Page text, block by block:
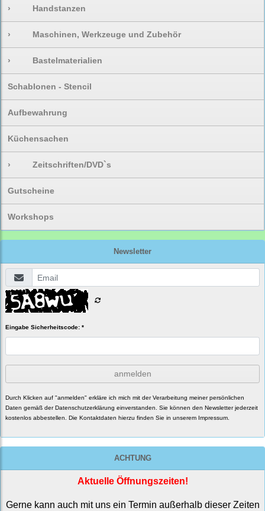
› Handstanzen
› Maschinen, Werkzeuge und Zubehör
› Bastelmaterialien
Schablonen - Stencil
Aufbewahrung
Küchensachen
› Zeitschriften/DVD`s
Gutscheine
Workshops
Newsletter
Eingabe Sicherheitscode: *
anmelden
Durch Klicken auf "anmelden" erkläre ich mich mit der Verarbeitung meiner persönlichen
Daten gemäß der Datenschutzerklärung einverstanden. Sie können den Newsletter jederzeit
kostenlos abbestellen. Die Kontaktdaten hierzu finden Sie in unserem Impressum.
ACHTUNG
Aktuelle Öffnungszeiten!
Gerne kann auch mit uns ein Termin außerhalb dieser Zeiten